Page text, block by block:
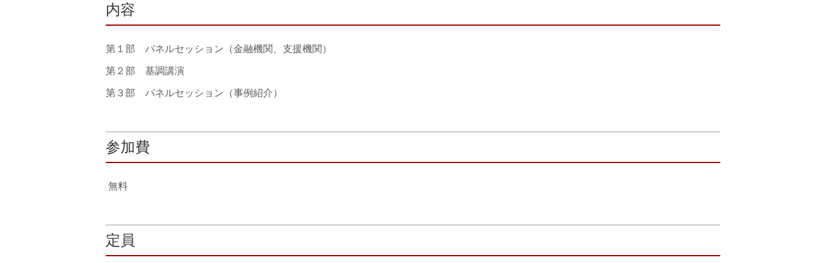
内容
第１部 パネルセッション（金融機関、支援機関）
第２部 基調講演
第３部 パネルセッション（事例紹介）
参加費
無料
定員